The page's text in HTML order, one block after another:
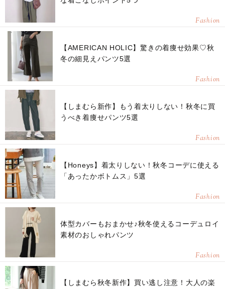
Fashion
【AMERICAN HOLIC】驚きの着痩せ効果♡秋
冬の細見えパンツ5選
Fashion
【しまむら新作】もう着太りしない！秋冬に買
うべき着痩せパンツ5選
Fashion
【Honeys】着太りしない！秋冬コーデに使える
「あったかボトムス」5選
Fashion
体型カバーもおまかせ♪秋冬使えるコーデュロイ
素材のおしゃれパンツ
Fashion
【しまむら秋冬新作】買い逃し注意！大人の楽